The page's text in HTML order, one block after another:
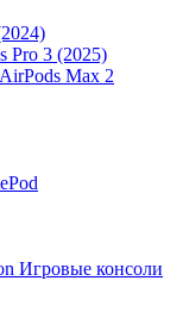
Pro 3 (2025)
Max 2
Игровые консоли